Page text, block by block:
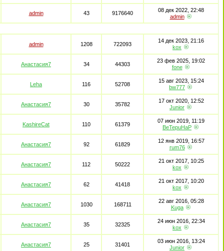
admin 43 9176640
08 дек 2022, 22:48
admin
admin 1208 722093
14 дек 2023, 21:16
kox
Анастасия7 34 44303
23 фев 2025, 19:02
fone
Leha 116 52708
15 авг 2023, 15:24
bw777
Анастасия7 30 35782
17 окт 2020, 12:52
Junior
KashireCat 110 61379
07 июн 2019, 11:19
BeTepuHaP
Анастасия7 92 61829
12 янв 2019, 16:57
rum76
Анастасия7 112 50222
21 окт 2017, 10:25
kox
Анастасия7 62 41418
21 окт 2017, 10:20
kox
Анастасия7 1030 168711
22 авг 2016, 05:28
Kuga
Анастасия7 35 32325
24 июн 2016, 22:34
kox
Анастасия7 25 31401
03 июн 2016, 13:24
Junior